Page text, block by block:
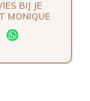
BIJ JE
MONIQUE